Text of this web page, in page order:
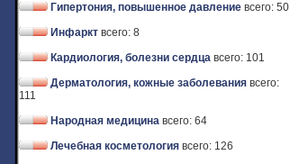
Гипертония, повышенное давление всего: 50
Инфаркт всего: 8
Кардиология, болезни сердца всего: 101
Дерматология, кожные заболевания всего:
111
Народная медицина всего: 64
Лечебная косметология всего: 126